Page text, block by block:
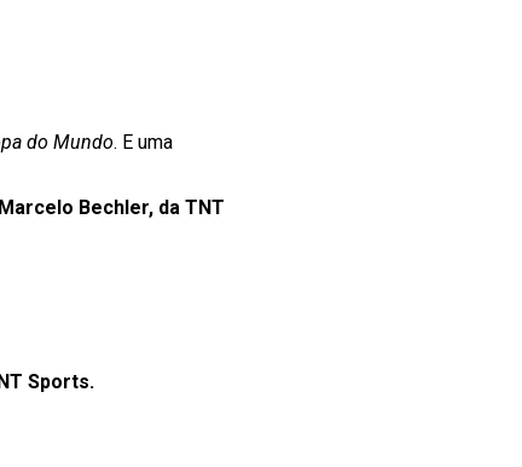
do Mundo. E uma
Bechler, da TNT
Sports.